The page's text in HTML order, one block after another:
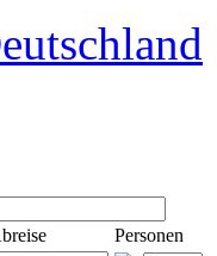
Personen